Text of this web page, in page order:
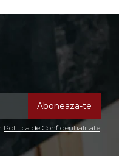
Politica de Confidentialitate